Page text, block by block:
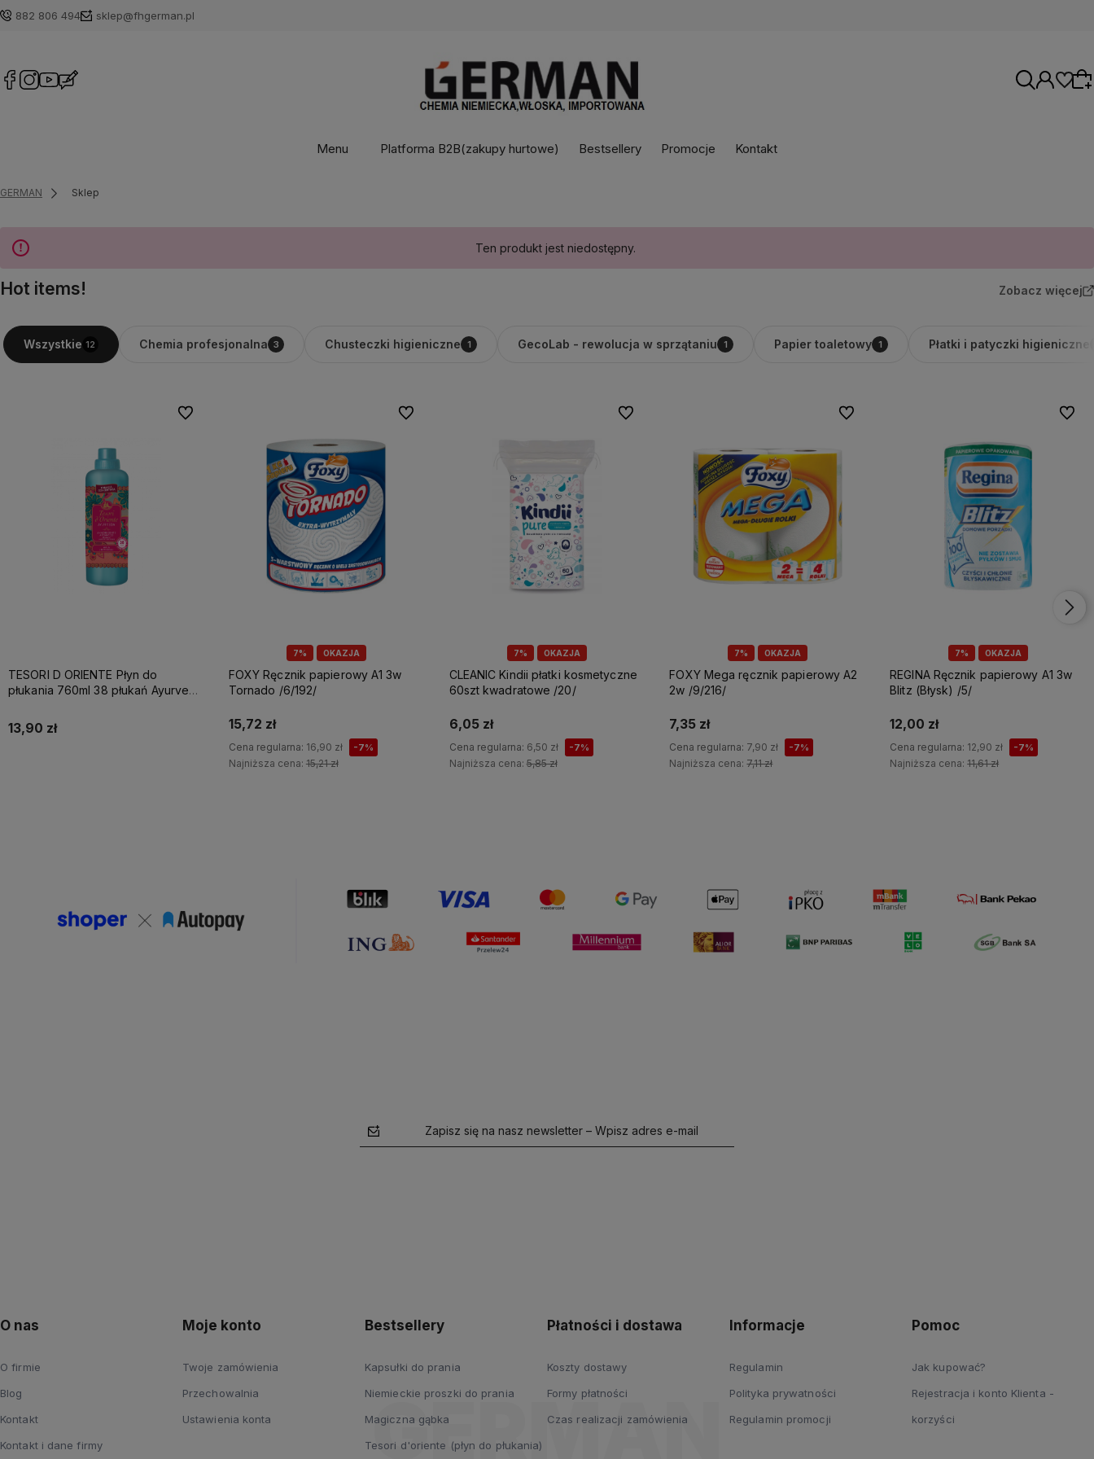
882 806 494 sklep@fhgerman.pl
Menu Platforma B2B(zakupy hurtowe) Bestsellery Promocje Kontakt
GERMAN Sklep
Ten produkt jest niedostępny.
Hot items! Zobacz więcej
Wszystkie 12 Chemia profesjonalna 3 Chusteczki higieniczne 1 GecoLab - rewolucja w sprzątaniu 1 Papier toaletowy 1 Płatki i patyczki higieniczne
TESORI D ORIENTE Płyn do
płukania 760ml 38 płukań Ayurveda
13,90 zł
Do ulubionych
7% OKAZJA
FOXY Ręcznik papierowy A1 3w
Tornado /6/192/
15,72 zł
Cena regularna: 16,90 zł -7%
Najniższa cena: 15,21 zł
Do ulubionych
7% OKAZJA
CLEANIC Kindii płatki kosmetyczne
60szt kwadratowe /20/
6,05 zł
Cena regularna: 6,50 zł -7%
Najniższa cena:5,85 zł
Do ulubionych
7% OKAZJA
FOXY Mega ręcznik papierowy A2
2w /9/216/
7,35 zł
Cena regularna: 7,90 zł -7%
Najniższa cena:7,11 zł
Do ulubionych
7% OKAZJA
REGINA Ręcznik papierowy A1 3w
Blitz (Błysk) /5/
12,00 zł
Cena regularna: 12,90 zł -7%
Najniższa cena:11,61 zł
Do
Zapisz się na nasz newsletter – Wpisz adres e-mail
O nas
O firmie
Blog
Kontakt
Kontakt i dane firmy
Moje konto
Twoje zamówienia
Przechowalnia
Ustawienia konta
Bestsellery
Kapsułki do prania
Niemieckie proszki do prania
Magiczna gąbka
Tesori d'oriente (płyn do płukania)
Płatności i dostawa
Koszty dostawy
Formy płatności
Czas realizacji zamówienia
Informacje
Regulamin
Polityka prywatności
Regulamin promocji
Pomoc
Jak kupować?
Rejestracja i konto Klienta -
korzyści